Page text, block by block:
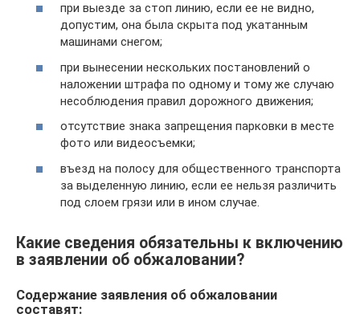
при выезде за стоп линию, если ее не видно,
допустим, она была скрыта под укатанным
машинами снегом;
при вынесении нескольких постановлений о
наложении штрафа по одному и тому же случаю
несоблюдения правил дорожного движения;
отсутствие знака запрещения парковки в месте
фото или видеосъемки;
въезд на полосу для общественного транспорта
за выделенную линию, если ее нельзя различить
под слоем грязи или в ином случае.
Какие сведения обязательны к включению
в заявлении об обжаловании?
Содержание заявления об обжаловании
составят: